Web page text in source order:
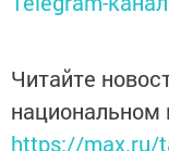
Читайте
https://max.ru/